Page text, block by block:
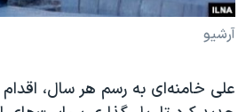
تریبونال مردمی آبان ۹۸
آرشیو
علی خامنه‌ای به رسم هر سال،